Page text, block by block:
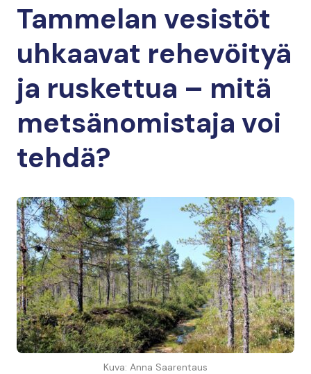
Tammelan vesistöt
uhkaavat rehevöityä
ja ruskettua – mitä
metsänomistaja voi
tehdä?
Kuva: Anna Saarentaus